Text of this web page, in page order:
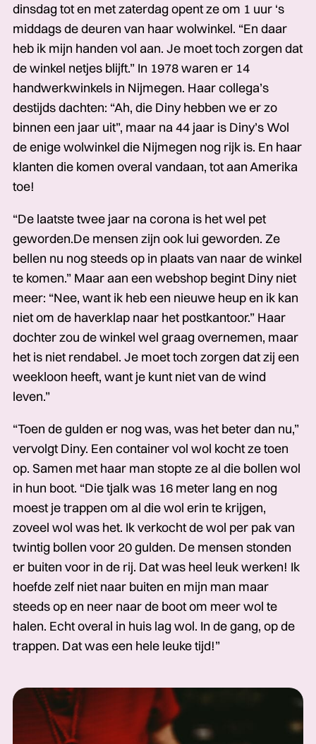
dinsdag tot en met zaterdag opent ze om 1 uur ‘s
middags de deuren van haar wolwinkel. “En daar
heb ik mijn handen vol aan. Je moet toch zorgen dat
de winkel netjes blijft.” In 1978 waren er 14
handwerkwinkels in Nijmegen. Haar collega’s
destijds dachten: “Ah, die Diny hebben we er zo
binnen een jaar uit”, maar na 44 jaar is Diny’s Wol
de enige wolwinkel die Nijmegen nog rijk is. En haar
klanten die komen overal vandaan, tot aan Amerika
toe!
“De laatste twee jaar na corona is het wel pet
geworden.De mensen zijn ook lui geworden. Ze
bellen nu nog steeds op in plaats van naar de winkel
te komen.” Maar aan een webshop begint Diny niet
meer: “Nee, want ik heb een nieuwe heup en ik kan
niet om de haverklap naar het postkantoor.” Haar
dochter zou de winkel wel graag over­nemen, maar
het is niet rendabel. Je moet toch zorgen dat zij een
weekloon heeft, want je kunt niet van de wind
leven.”
“Toen de gulden er nog was, was het beter dan nu,”
vervolgt Diny. Een container vol wol kocht ze toen
op. Samen met haar man stopte ze al die bollen wol
in hun boot. “Die tjalk was 16 meter lang en nog
moest je trappen om al die wol erin te krijgen,
zoveel wol was het. Ik verkocht de wol per pak van
twintig bollen voor 20 gulden. De mensen stonden
er buiten voor in de rij. Dat was heel leuk werken! Ik
hoefde zelf niet naar buiten en mijn man maar
steeds op en neer naar de boot om meer wol te
halen. Echt overal in huis lag wol. In de gang, op de
trappen. Dat was een hele leuke tijd!”